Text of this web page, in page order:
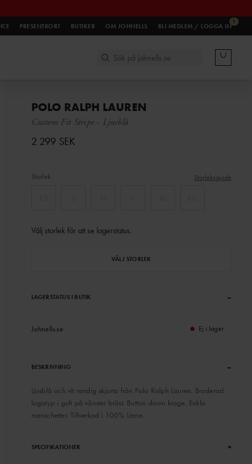
PRESENTKORT BUTIKER OM JOHNELLS
1
BLI MEDLEM / LOGGA IN
POLO RALPH LAUREN
Custom Fit Stripe - Ljusblå
2 299 SEK
Storlek Storleksguide
Välj storlek för att se lagerstatus.
VÄLJ STORLEK
LAGERSTATUS I BUTIK –
Johnells.se Ej i lager
BESKRIVNING –
Ljusblå och vit randig skjorta från Polo Ralph Lauren. Broderad
logotyp i gult på vänster bröst. Button down krage. Enkla
manschetter. Tillverkad i 100% Linne.
SPECIFIKATIONER +